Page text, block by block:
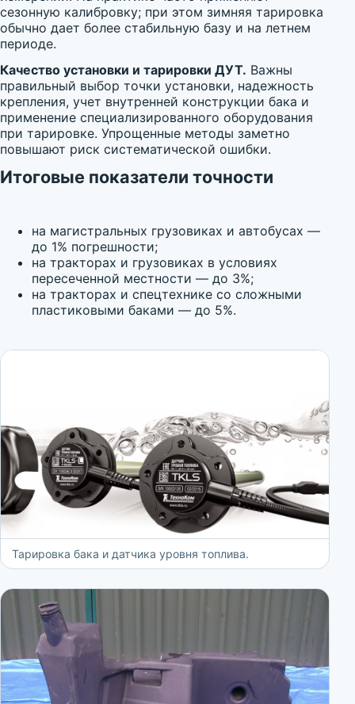
сезонную калибровку; при этом зимняя тарировка
обычно дает более стабильную базу и на летнем
периоде.
Качество установки и тарировки ДУТ. Важны
правильный выбор точки установки, надежность
крепления, учет внутренней конструкции бака и
применение специализированного оборудования
при тарировке. Упрощенные методы заметно
повышают риск систематической ошибки.
Итоговые показатели точности
на магистральных грузовиках и автобусах —
до 1% погрешности;
на тракторах и грузовиках в условиях
пересеченной местности — до 3%;
на тракторах и спецтехнике со сложными
пластиковыми баками — до 5%.
Тарировка бака и датчика уровня топлива.